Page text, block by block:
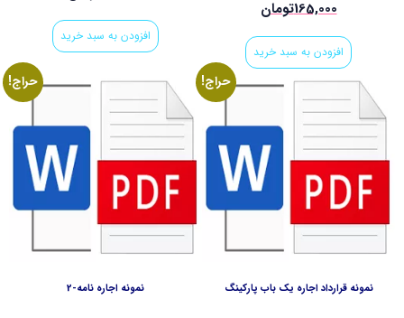
165,000تومان
افزودن به سبد خرید
افزودن به سبد خرید
حراج!
نمونه قرارداد اجاره يك باب پاركينگ
حراج!
نمونه اجاره نامه-2